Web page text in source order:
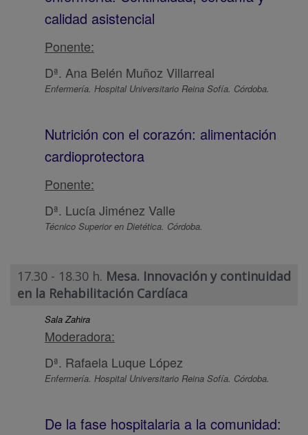
calidad asistencial
Ponente:
Dª. Ana Belén Muñoz Villarreal
Enfermería. Hospital Universitario Reina Sofía. Córdoba.
Nutrición con el corazón: alimentación
cardioprotectora
Ponente:
Dª. Lucía Jiménez Valle
Técnico Superior en Dietética. Córdoba.
17.30 - 18.30 h. Mesa. Innovación y continuidad
en la Rehabilitación Cardíaca
Sala Zahira
Moderadora:
Dª. Rafaela Luque López
Enfermería. Hospital Universitario Reina Sofía. Córdoba.
De la fase hospitalaria a la comunidad: